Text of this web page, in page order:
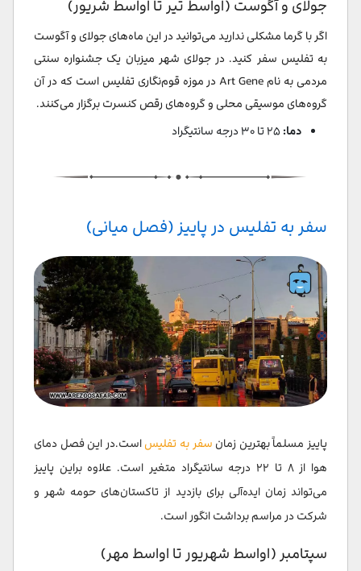
جولای و آگوست (اواسط تیر تا اواسط شریور)
اگر با گرما مشکلی ندارید می‌توانید در این ماه‌های جولای و آگوست
به تفلیس سفر کنید. در جولای شهر میزبان یک جشنواره سنتی
مردمی به نام Art Gene در موزه قوم‌نگاری تفلیس است که در آن
گروه‌های موسیقی محلی و گروه‌های رقص کنسرت برگزار می‌کنند.
دما: ۲۵ تا ۳۰ درجه سانتیگراد
سفر به تفلیس در پاییز (فصل میانی)
پاییز مسلماً بهترین زمان سفر به تفلیساست.در این فصل دمای
هوا از ۸ تا ۲۲ درجه سانتیگراد متغیر است. علاوه براین پاییز
می‌تواند زمان ایده‌آلی برای بازدید از تاکستان‌های حومه شهر و
شرکت در مراسم برداشت انگور است.
سپتامبر (اواسط شهریور تا اواسط مهر)